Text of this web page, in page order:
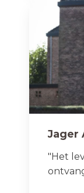
Jager
"Het